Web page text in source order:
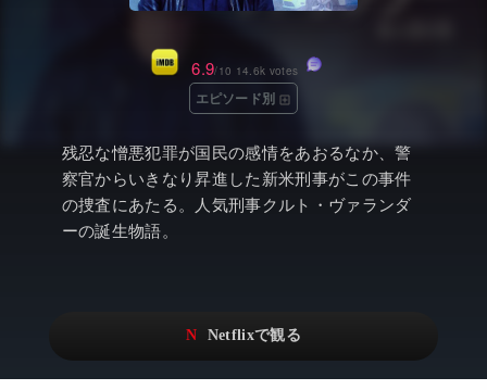
アジアTV番組・ドラマ
アジア映画
アニメ
ドキュメンタリー
Netflixオリジナル作品
その他の国のTV番組
トレンド
VOD 総合作品情報
Netflix・VOD総合News
Watchlistへ
Netflix Video
Netflix 高い評価の海外作品
残忍な憎悪犯罪が国民の感情をあおるなか、警
察官からいきなり昇進した新米刑事がこの事件
の捜査にあたる。人気刑事クルト・ヴァランダ
ーの誕生物語。
6.9/10 14.6k votes
エピソード別